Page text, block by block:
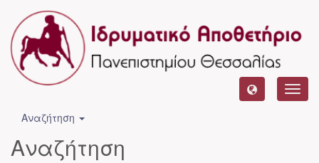
Αναζήτηση
Αναζήτηση